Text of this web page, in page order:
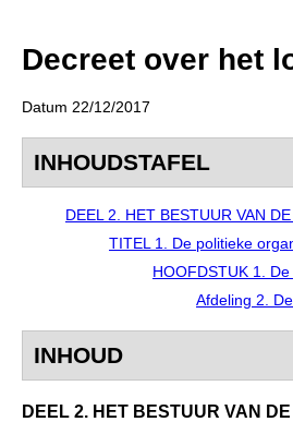
Decreet over het
Datum 22/12/2017
INHOUDSTAFEL
DEEL 2. HET BESTUUR VAN
TITEL 1. De politieke
HOOFDSTUK 1.
Afdeling 2.
INHOUD
DEEL 2. HET BESTUUR VAN